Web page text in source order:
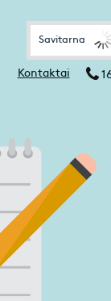
Savitarna
Kontaktai